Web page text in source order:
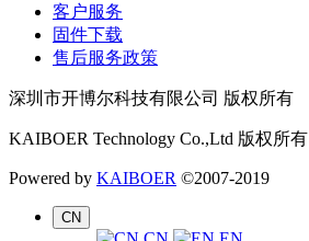
客户服务
固件下载
售后服务政策
深圳市开博尔科技有限公司 版权所有
KAIBOER Technology Co.,Ltd 版权所有
Powered by KAIBOER ©2007-2019
CN